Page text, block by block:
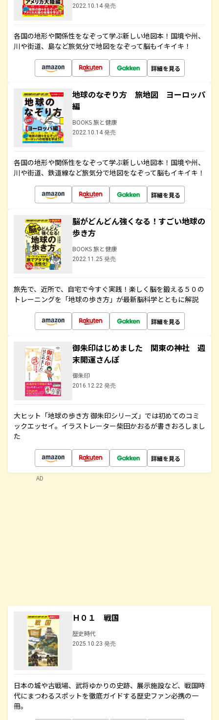
2022.10.14 発売
各国の地形や関係性をなぞって学ぶ新しい地図本！国境や州、
川や街道、島など旅気分で地図をなぞって脳もイキイキ！
詳細を見る
地球のなぞり方 旅地図 ヨーロッパ
編
BOOKS 旅と健康
2022.10.14 発売
各国の地形や関係性をなぞって学ぶ新しい地図本！国境や州、
川や街道、鉄道線など旅気分で地図をなぞって脳もイキイキ！
詳細を見る
脳がどんどん強くなる！すごい地球の
歩き方
BOOKS 旅と健康
2022.11.25 発売
旅先で、近所で、自宅で今すぐ実践！楽しく脳を鍛える５０の
トレーニングを「地球の歩き方」が最新脳科学とともに解説
詳細を見る
御朱印はじめました 関東の神社 週
末開運さんぽ
御朱印
2016.12.22 発売
大ヒット「地球の歩き方 御朱印シリーズ」では初めてのコミ
ックエッセイ。イラストレーター柴田かおるが書きおろしまし
た
詳細を見る
Ｈ０１ 戦国
歴史時代
2025.10.23 発売
日本の城や古戦場、武将ゆかりの史跡、展示施設など、戦国時
代にまつわるスポットを徹底ガイドする歴史ファン必携の一
冊。
AD